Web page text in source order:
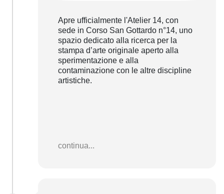
Apre ufficialmente l'Atelier 14, con
sede in Corso San Gottardo n°14, uno
spazio dedicato alla ricerca per la
stampa d’arte originale aperto alla
sperimentazione e alla
contaminazione con le altre discipline
artistiche.
continua...